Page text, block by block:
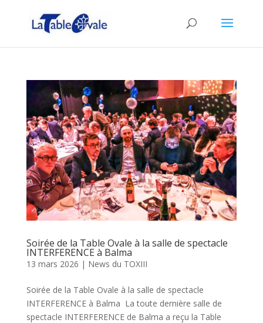
Soirée de la Table Ovale à la salle de spectacle
INTERFERENCE à Balma
13 mars 2026 | News du TOXIII
Soirée de la Table Ovale à la salle de spectacle
INTERFERENCE à Balma La toute dernière salle de
spectacle INTERFERENCE de Balma a reçu la Table